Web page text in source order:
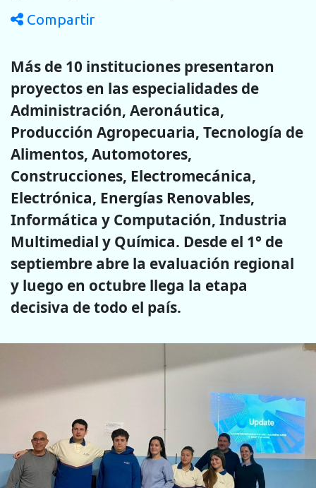
Compartir
Más de 10 instituciones presentaron
proyectos en las especialidades de
Administración, Aeronáutica,
Producción Agropecuaria, Tecnología de
Alimentos, Automotores,
Construcciones, Electromecánica,
Electrónica, Energías Renovables,
Informática y Computación, Industria
Multimedial y Química. Desde el 1° de
septiembre abre la evaluación regional
y luego en octubre llega la etapa
decisiva de todo el país.